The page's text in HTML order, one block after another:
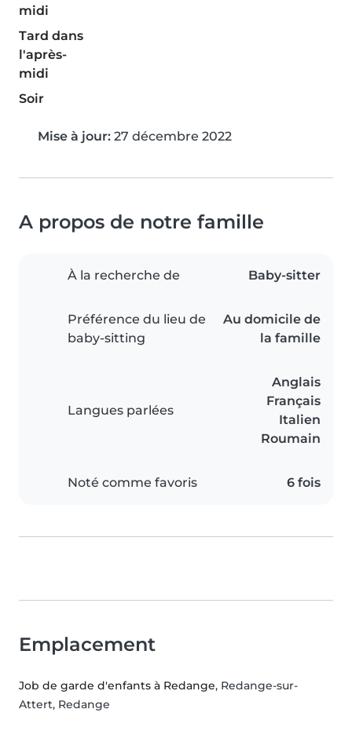
midi
Tard dans
l'après-
midi
Soir
Mise à jour: 27 décembre 2022
A propos de notre famille
À la recherche de Baby-sitter
Préférence du lieu de
baby-sitting
Au domicile de
la famille
Langues parlées
Anglais
Français
Italien
Roumain
Noté comme favoris 6 fois
Emplacement
Job de garde d'enfants à Redange, Redange-sur-
Attert, Redange